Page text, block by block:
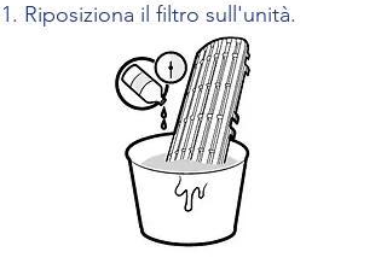
Riposiziona il filtro sull'unità.